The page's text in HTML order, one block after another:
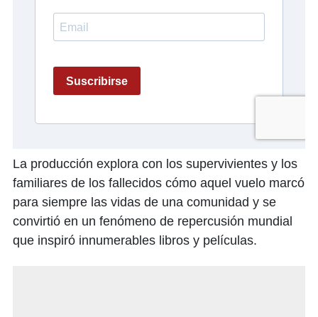
La producción explora con los supervivientes y los
familiares de los fallecidos cómo aquel vuelo marcó
para siempre las vidas de una comunidad y se
convirtió en un fenómeno de repercusión mundial
que inspiró innumerables libros y películas.